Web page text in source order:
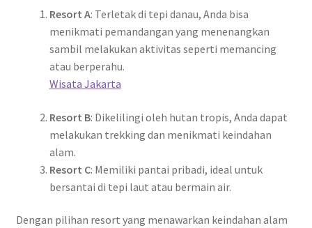
Resort A: Terletak di tepi danau, Anda bisa
menikmati pemandangan yang menenangkan
sambil melakukan aktivitas seperti memancing
atau berperahu.
Wisata Jakarta
Resort B: Dikelilingi oleh hutan tropis, Anda dapat
melakukan trekking dan menikmati keindahan
alam.
Resort C: Memiliki pantai pribadi, ideal untuk
bersantai di tepi laut atau bermain air.
Dengan pilihan resort yang menawarkan keindahan alam